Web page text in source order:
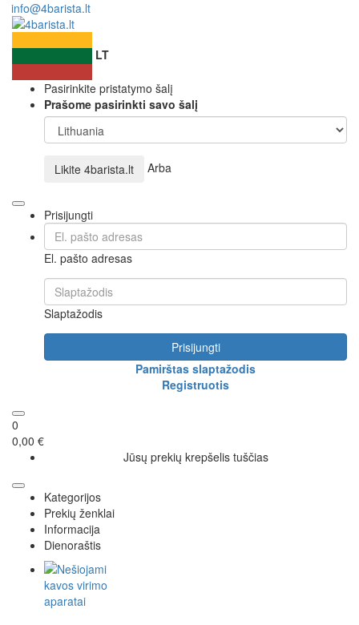
info@4barista.lt
LT
Pasirinkite pristatymo šalį
Prašome pasirinkti savo šalį
Likite 4barista.lt Arba
Prisijungti
El. pašto adresas
Slaptažodis
Prisijungti
Pamirštas slaptažodis
Registruotis
0
0,00 €
Jūsų prekių krepšelis tuščias
Kategorijos
Prekių ženklai
Informacija
Dienoraštis